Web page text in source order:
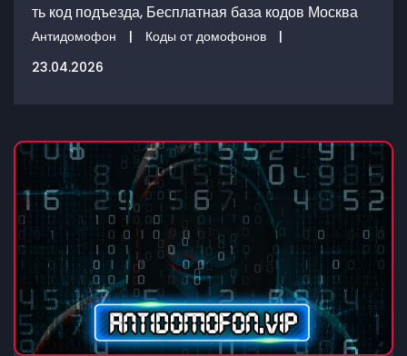
ть код подъезда, Бесплатная база кодов Москва
Антидомофон | Коды от домофонов
|
23.04.2026